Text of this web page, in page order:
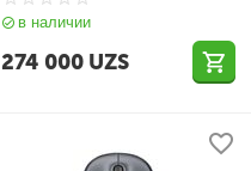
в наличии
274 000 UZS